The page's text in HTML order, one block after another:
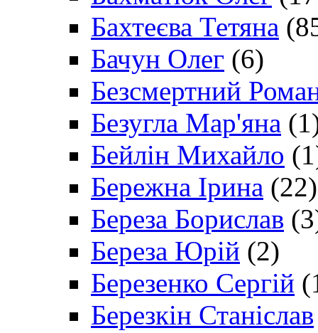
Бахтеєва Тетяна
Бачун Олег (6)
Безсмертний
Безугла Мар'яна
Бейлін Михайло
Бережна Ірина (22)
Береза Борислав
Береза Юрій (2)
Березенко Сергій
Березкін Станіслав